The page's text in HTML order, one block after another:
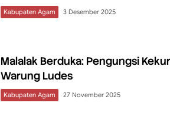
Kabupaten Agam 3 Desember 2025
Malalak Berduka: Pengungsi
Warung Ludes
Kabupaten Agam 27 November 2025